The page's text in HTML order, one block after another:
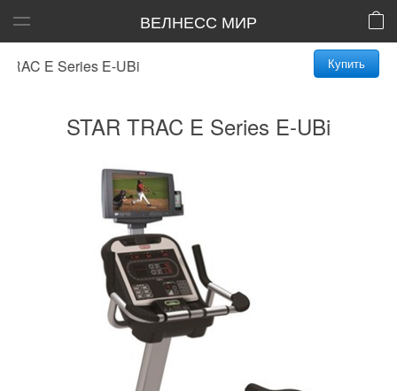
ВЕЛНЕСС МИР
E Series E-UBi Купить
STAR TRAC E Series E-UBi